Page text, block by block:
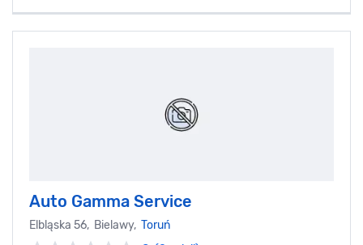
Auto Gamma Service
Elbląska 56, Bielawy, Toruń